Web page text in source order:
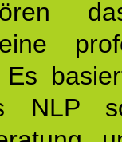
Es
NLP